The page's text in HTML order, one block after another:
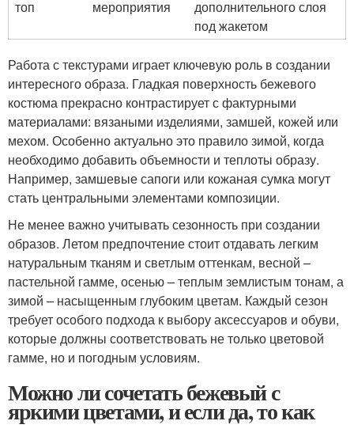
топ
мероприятия
дополнительного слоя
под жакетом
Работа с текстурами играет ключевую роль в создании
интересного образа. Гладкая поверхность бежевого
костюма прекрасно контрастирует с фактурными
материалами: вязаными изделиями, замшей, кожей или
мехом. Особенно актуально это правило зимой, когда
необходимо добавить объемности и теплоты образу.
Например, замшевые сапоги или кожаная сумка могут
стать центральными элементами композиции.
Не менее важно учитывать сезонность при создании
образов. Летом предпочтение стоит отдавать легким
натуральным тканям и светлым оттенкам, весной –
пастельной гамме, осенью – теплым землистым тонам, а
зимой – насыщенным глубоким цветам. Каждый сезон
требует особого подхода к выбору аксессуаров и обуви,
которые должны соответствовать не только цветовой
гамме, но и погодным условиям.
Можно ли сочетать бежевый с
яркими цветами, и если да, то как